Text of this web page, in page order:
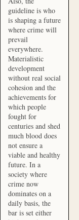
guideline is who
is shaping a future
where crime will
prevail
everywhere.
Materialistic
development
without real social
cohesion and the
achievements for
which people
fought for
centuries and shed
much blood does
not ensure a
viable and healthy
future. In a
society where
crime now
dominates on a
daily basis, the
bar is set either